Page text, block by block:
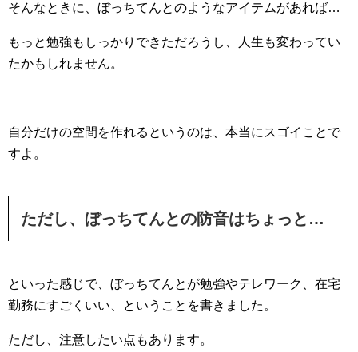
そんなときに、ぼっちてんとのようなアイテムがあれば…
もっと勉強もしっかりできただろうし、人生も変わってい
たかもしれません。
自分だけの空間を作れるというのは、本当にスゴイことで
すよ。
ただし、ぼっちてんとの防音はちょっと…
といった感じで、ぼっちてんとが勉強やテレワーク、在宅
勤務にすごくいい、ということを書きました。
ただし、注意したい点もあります。